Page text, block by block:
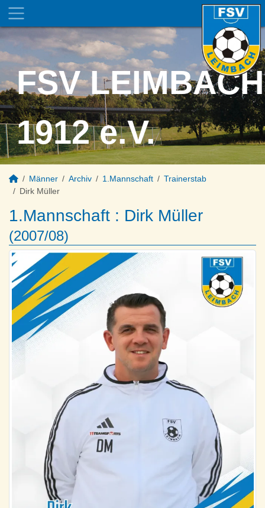
FSV LEIMBACH
1912 e.V.
Männer Archiv 1.Mannschaft
Trainerstab
Dirk Müller
1.Mannschaft : Dirk Müller
(2007/08)